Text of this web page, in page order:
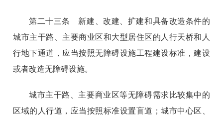
第二十三条 新建、改建、扩建和具备改造条件的
城市主干路、主要商业区和大型居住区的人行天桥和人
行地下通道，应当按照无障碍设施工程建设标准，建设
或者改造无障碍设施。
城市主干路、主要商业区等无障碍需求比较集中的
区域的人行道，应当按照标准设置盲道；城市中心区、